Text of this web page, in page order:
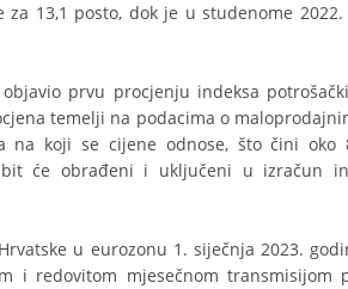
za 13,1 posto, dok je u studenome
prvu procjenju indeksa
temelji na podacima o
na koji se cijene odnose, što čini
će obrađeni i uključeni u izračun
u eurozonu 1. siječnja 2023.
i redovitom mjesečnom